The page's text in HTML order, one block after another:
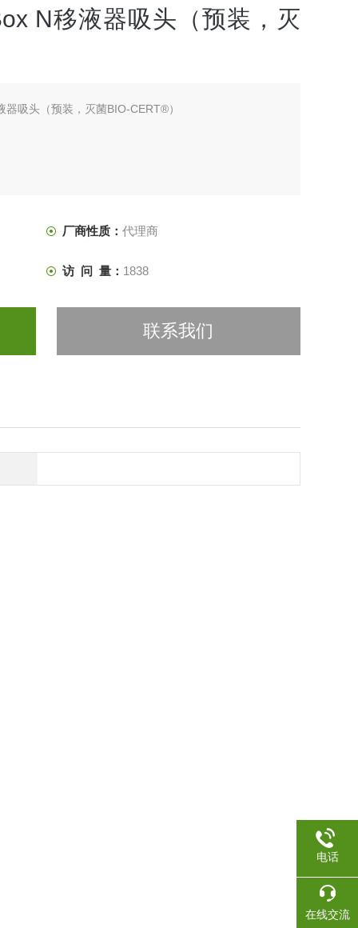
N移液器吸头（预装，灭
吸头（预装，灭菌BIO-CERT®）
厂商性质： 代理商
访 问 量： 1838
联系我们
电话
在线交流